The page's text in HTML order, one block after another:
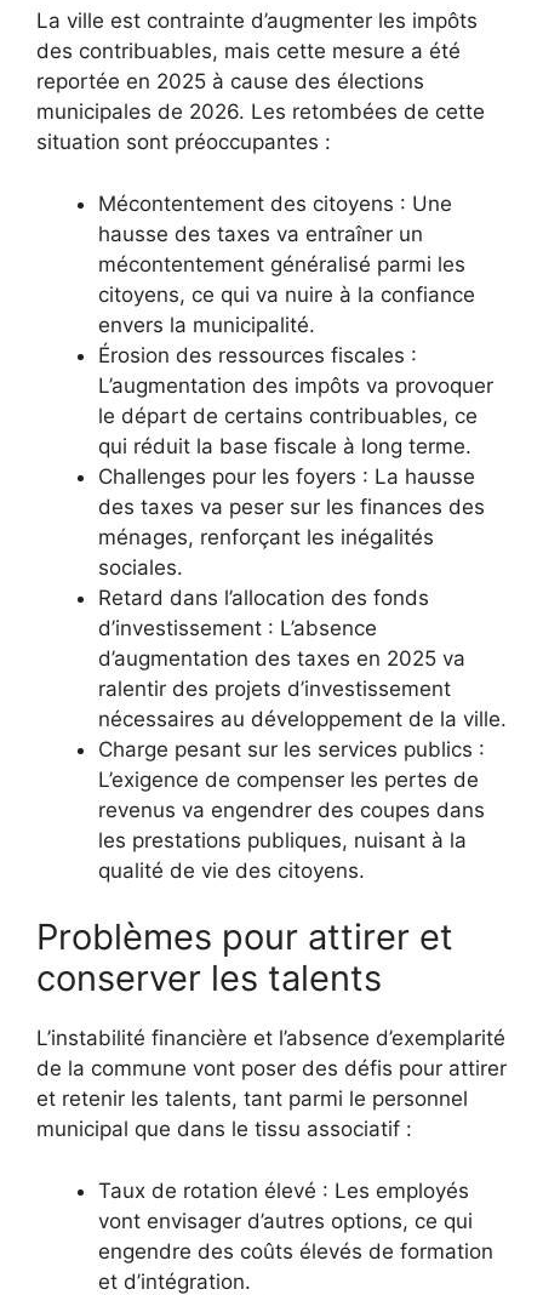
La ville est contrainte d’augmenter les impôts
des contribuables, mais cette mesure a été
reportée en 2025 à cause des élections
municipales de 2026. Les retombées de cette
situation sont préoccupantes :
Mécontentement des citoyens : Une
hausse des taxes va entraîner un
mécontentement généralisé parmi les
citoyens, ce qui va nuire à la confiance
envers la municipalité.
Érosion des ressources fiscales :
L’augmentation des impôts va provoquer
le départ de certains contribuables, ce
qui réduit la base fiscale à long terme.
Challenges pour les foyers : La hausse
des taxes va peser sur les finances des
ménages, renforçant les inégalités
sociales.
Retard dans l’allocation des fonds
d’investissement : L’absence
d’augmentation des taxes en 2025 va
ralentir des projets d’investissement
nécessaires au développement de la ville.
Charge pesant sur les services publics :
L’exigence de compenser les pertes de
revenus va engendrer des coupes dans
les prestations publiques, nuisant à la
qualité de vie des citoyens.
Problèmes pour attirer et
conserver les talents
L’instabilité financière et l’absence d’exemplarité
de la commune vont poser des défis pour attirer
et retenir les talents, tant parmi le personnel
municipal que dans le tissu associatif :
Taux de rotation élevé : Les employés
vont envisager d’autres options, ce qui
engendre des coûts élevés de formation
et d’intégration.